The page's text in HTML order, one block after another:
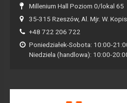
Millenium Hall Poziom 0/lokal 65
35-315 Rzeszów, Al. Mjr. W.
+48 722 206 722
Poniedziałek-Sobota: 10:00-
Niedziela (handlowa): 10:00-